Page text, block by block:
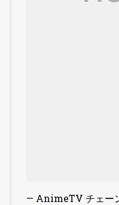
— AnimeTV チェー